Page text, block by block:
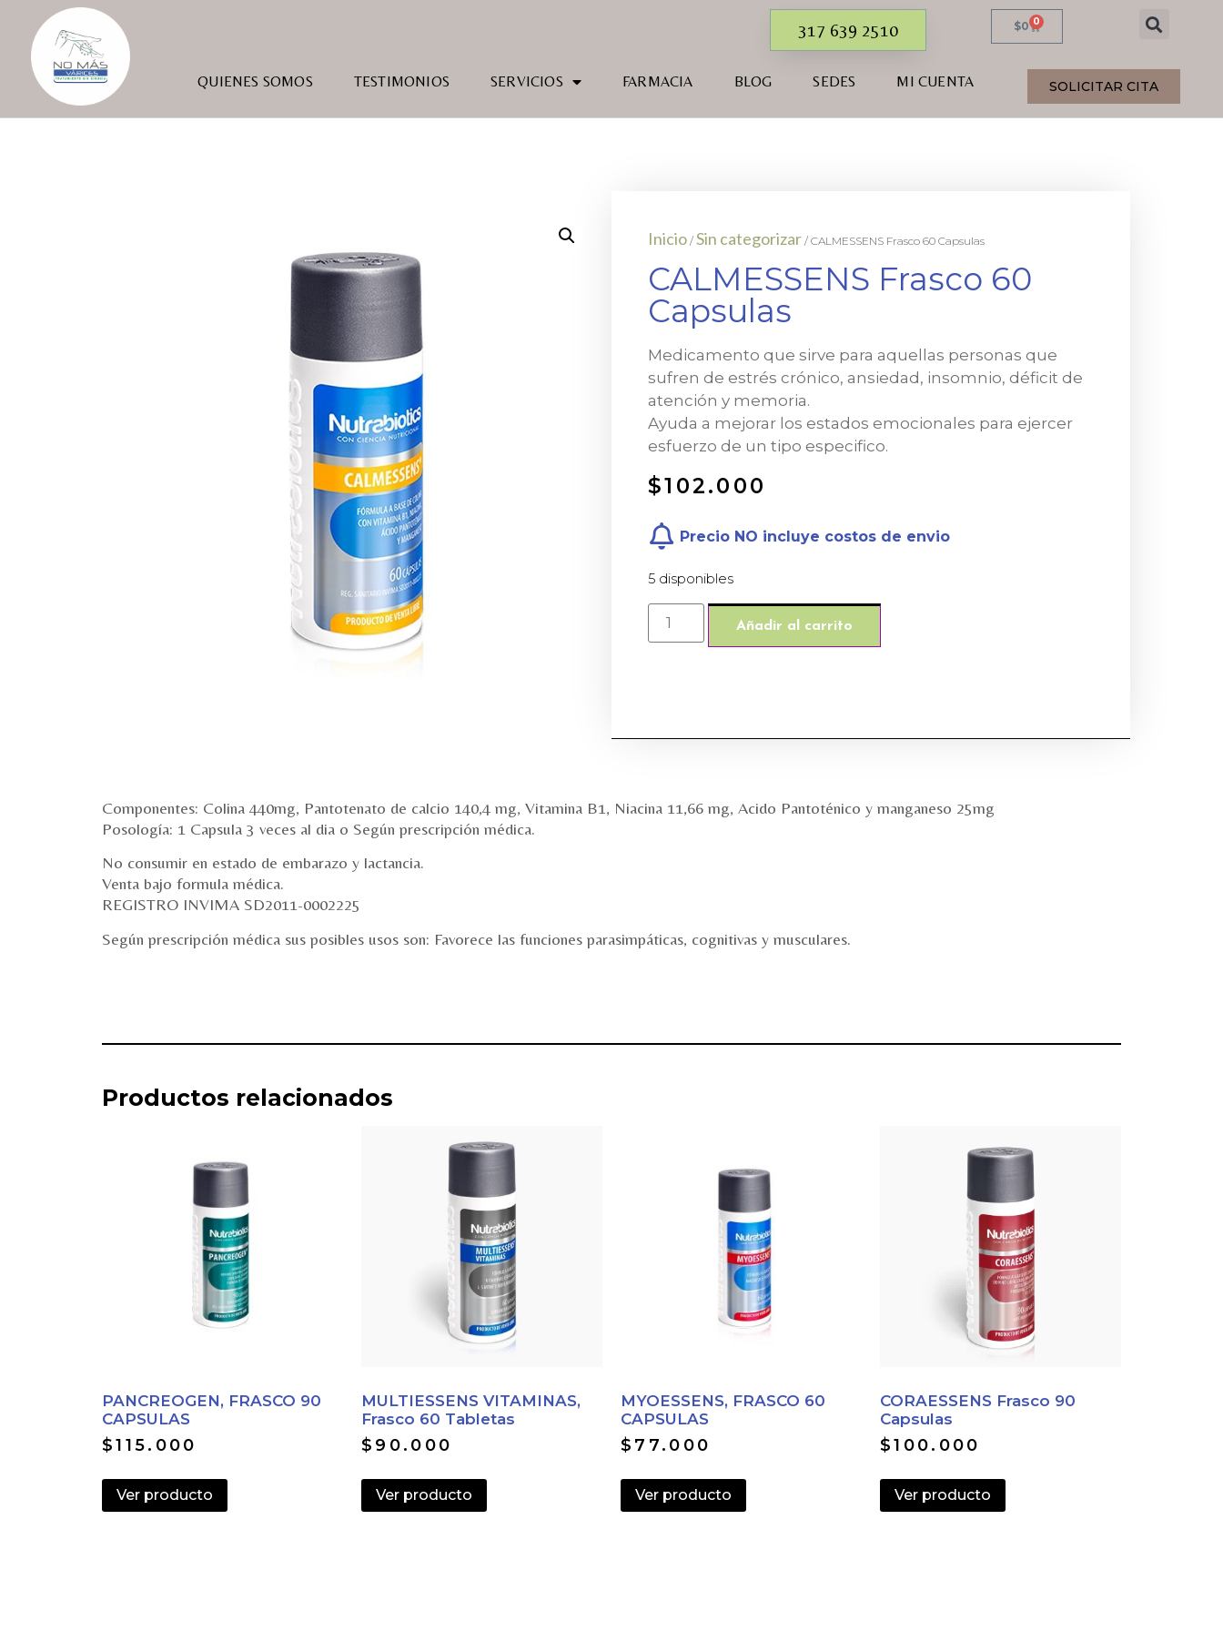
317 639 2510 $0 0
QUIENES SOMOS TESTIMONIOS SERVICIOS FARMACIA BLOG SEDES MI CUENTA SOLICITAR CITA
Inicio/ Sin categorizar/ CALMESSENS Frasco 60 Capsulas
CALMESSENS Frasco 60
Capsulas
Medicamento que sirve para aquellas personas que
sufren de estrés crónico, ansiedad, insomnio, déficit de
atención y memoria.
Ayuda a mejorar los estados emocionales para ejercer
esfuerzo de un tipo especifico.
$102.000
Precio NO incluye costos de envio
5 disponibles
Añadir al carrito
Componentes: Colina 440mg, Pantotenato de calcio 140,4 mg, Vitamina B1, Niacina 11,66 mg, Acido Pantoténico y manganeso 25mg
Posología: 1 Capsula 3 veces al dia o Según prescripción médica.
No consumir en estado de embarazo y lactancia.
Venta bajo formula médica.
REGISTRO INVIMA SD2011-0002225
Según prescripción médica sus posibles usos son: Favorece las funciones parasimpáticas, cognitivas y musculares.
Productos relacionados
PANCREOGEN, FRASCO 90
CAPSULAS
$115.000
Ver producto
MULTIESSENS VITAMINAS,
Frasco 60 Tabletas
$ 90.000
Ver producto
MYOESSENS, FRASCO 60
CAPSULAS
$ 77.000
Ver producto
CORAESSENS Frasco 90
Capsulas
$100.000
Ver producto